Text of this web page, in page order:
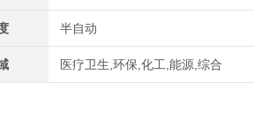
半自动
医疗卫生,环保,化工,能源,综合